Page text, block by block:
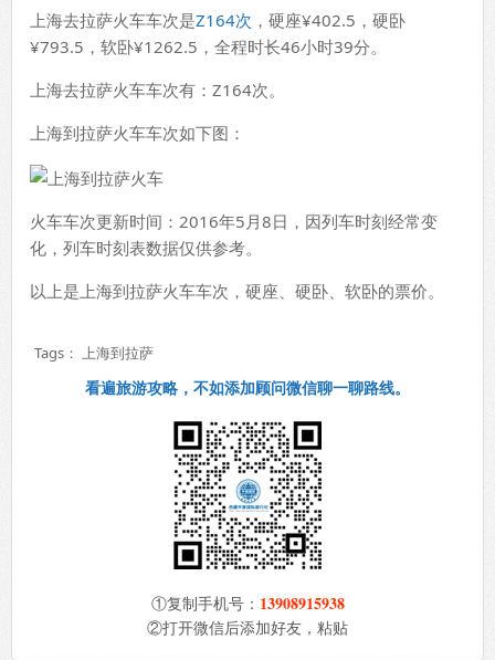
上海去拉萨火车车次是Z164次 ，硬座¥402.5，硬卧
¥793.5，软卧¥1262.5，全程时长46小时39分。
上海去拉萨火车车次有：Z164次。
上海到拉萨火车车次如下图：
火车车次更新时间：2016年5月8日，因列车时刻经常变
化，列车时刻表数据仅供参考。
以上是上海到拉萨火车车次，硬座、硬卧、软卧的票价。
Tags： 上海到拉萨
看遍旅游攻略，不如添加顾问微信聊一聊路线。
①复制手机号： 13908915938
②打开微信后添加好友，粘贴